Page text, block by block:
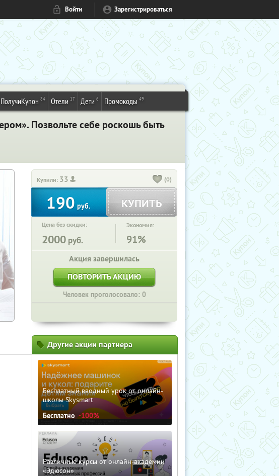
Войти Зарегистрироваться
ПолучиКупон 84 Отели 17 Дети 6 Промокоды 49
Позвольте себе роскошь быть
Купили: 33 (0)
190 руб. КУПИТЬ
Цена без скидки:
2000 руб.
Экономия:
91%
Акция завершилась
ПОВТОРИТЬ АКЦИЮ
Человек проголосовало: 0
Другие акции партнера
Бесплатный вводный урок от онлайн-
школы Skysmart
Бесплатно -100%
Различные курсы от онлайн-академии
«Эдюсон»